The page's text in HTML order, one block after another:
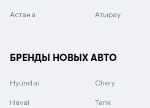
Астана Атырау
БРЕНДЫ НОВЫХ АВТО
Hyundai Chery
Haval Tank